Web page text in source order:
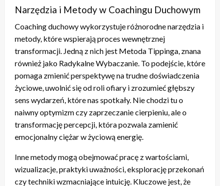
Narzędzia i Metody w Coachingu Duchowym
Coaching duchowy wykorzystuje różnorodne narzędzia i
metody, które wspierają proces wewnętrznej
transformacji. Jedną z nich jest Metoda Tippinga, znana
również jako Radykalne Wybaczanie. To podejście, które
pomaga zmienić perspektywę na trudne doświadczenia
życiowe, uwolnić się od roli ofiary i zrozumieć głębszy
sens wydarzeń, które nas spotkały. Nie chodzi tu o
naiwny optymizm czy zaprzeczanie cierpieniu, ale o
transformację percepcji, która pozwala zamienić
emocjonalny ciężar w życiową energię.
Inne metody mogą obejmować pracę z wartościami,
wizualizacje, praktyki uważności, eksplorację przekonań
czy techniki wzmacniające intuicję. Kluczowe jest, że